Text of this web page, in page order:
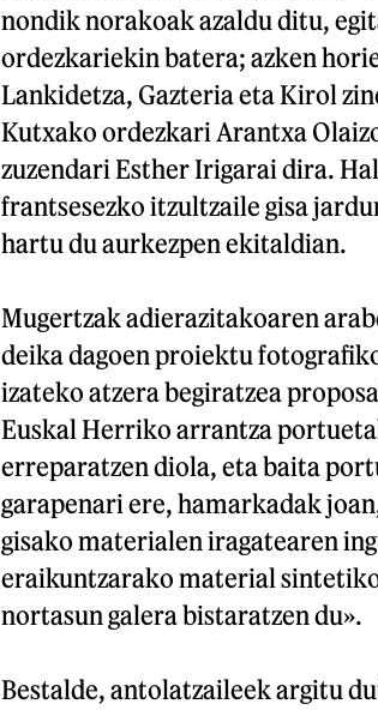
nondik norakoak azaldu ditu,
ordezkariekin batera; azken
Lankidetza, Gazteria eta Kirol
Kutxako ordezkari Arantxa
zuzendari Esther Irigarai dira.
frantsesezko itzultzaile gisa
hartu du aurkezpen ekitaldian.
Mugertzak adierazitakoaren
deika dagoen proiektu
izateko atzera begiratzea
Euskal Herriko arrantza
erreparatzen diola, eta baita
garapenari ere, hamarkadak
gisako materialen iragatearen
eraikuntzarako material
nortasun galera bistaratzen du».
Bestalde, antolatzaileek argitu